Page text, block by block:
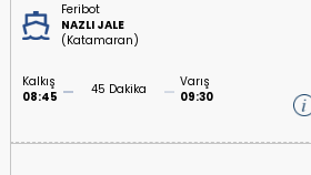
Feribot
NAZLI JALE
(Katamaran)
Kalkış
08:45
45 Dakika
Varış
09:30